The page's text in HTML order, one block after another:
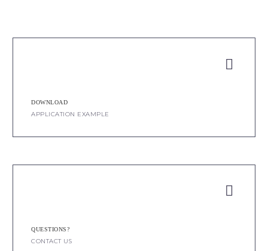


DOWNLOAD
APPLICATION EXAMPLE


QUESTIONS?
CONTACT US